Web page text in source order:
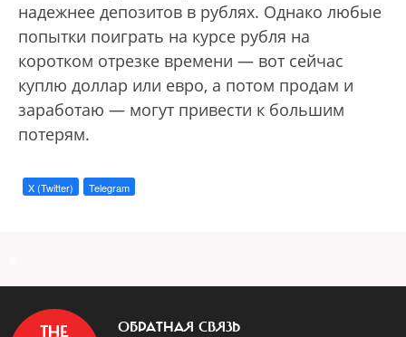
надежнее депозитов в рублях. Однако любые
попытки поиграть на курсе рубля на
коротком отрезке времени — вот сейчас
куплю доллар или евро, а потом продам и
заработаю — могут привести к большим
потерям.
X (Twitter) Telegram
ОБРАТНАЯ СВЯЗЬ